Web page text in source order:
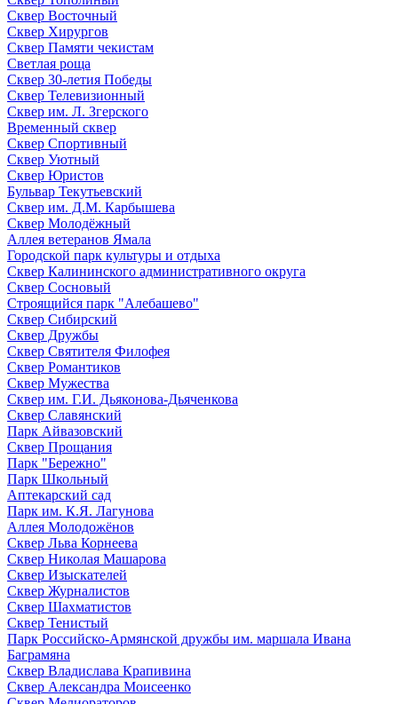
Сквер Восточный
Сквер Хирургов
Сквер Памяти чекистам
Светлая роща
Сквер 30-летия Победы
Сквер Телевизионный
Сквер им. Л. Згерского
Временный сквер
Сквер Спортивный
Сквер Уютный
Сквер Юристов
Бульвар Текутьевский
Сквер им. Д.М. Карбышева
Сквер Молодёжный
Аллея ветеранов Ямала
Городской парк культуры и отдыха
Сквер Калининского административного округа
Сквер Сосновый
Строящийся парк "Алебашево"
Сквер Сибирский
Сквер Дружбы
Сквер Святителя Филофея
Сквер Романтиков
Сквер Мужества
Сквер им. Г.И. Дьяконова-Дьяченкова
Сквер Славянский
Парк Айвазовский
Сквер Прощания
Парк "Бережно"
Парк Школьный
Аптекарский сад
Парк им. К.Я. Лагунова
Аллея Молодожёнов
Сквер Льва Корнеева
Сквер Николая Машарова
Сквер Изыскателей
Сквер Журналистов
Сквер Шахматистов
Сквер Тенистый
Парк Российско-Армянской дружбы им. маршала Ивана
Баграмяна
Сквер Владислава Крапивина
Сквер Александра Моисеенко